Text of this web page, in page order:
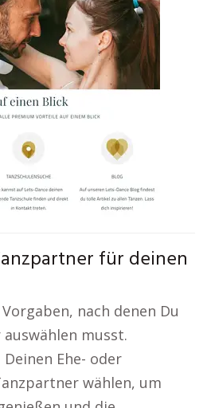
für deinen
nach denen Du
musst.
Ehe- oder
wählen, um